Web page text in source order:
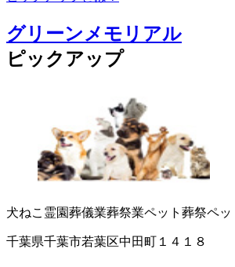
グリーンメモリアル
ピックアップ
犬ねこ霊園葬儀業葬祭業ペット葬祭ペッ
千葉県千葉市若葉区中田町１４１８